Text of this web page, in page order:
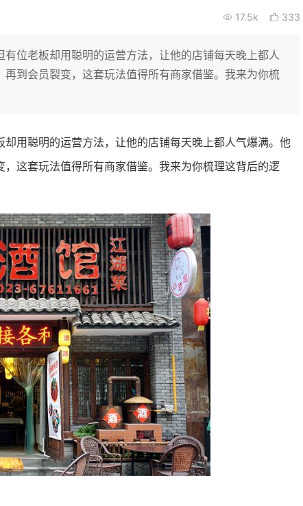
17.5k 333
位老板却用聪明的运营方法，让他的店铺每天晚上都人
到会员裂变，这套玩法值得所有商家借鉴。我来为你梳
用聪明的运营方法，让他的店铺每天晚上都人气爆满。他
这套玩法值得所有商家借鉴。我来为你梳理这背后的逻
有货源没流量？母婴馆如何破局
他只用7年做到平台销冠，转战私
域如何破局？
这家女装连锁如何借有赞破局新
零售？